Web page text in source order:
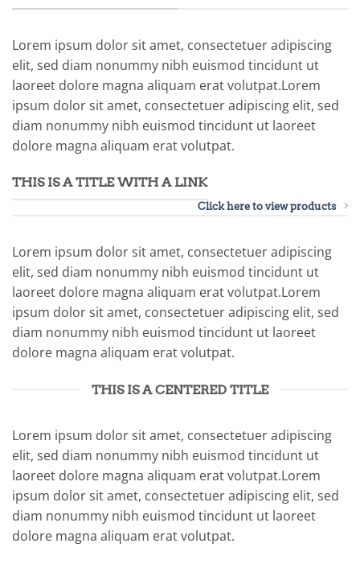
Lorem ipsum dolor sit amet, consectetuer adipiscing
elit, sed diam nonummy nibh euismod tincidunt ut
laoreet dolore magna aliquam erat volutpat.Lorem
ipsum dolor sit amet, consectetuer adipiscing elit, sed
diam nonummy nibh euismod tincidunt ut laoreet
dolore magna aliquam erat volutpat.
THIS IS A TITLE WITH A LINK
Click here to view products
Lorem ipsum dolor sit amet, consectetuer adipiscing
elit, sed diam nonummy nibh euismod tincidunt ut
laoreet dolore magna aliquam erat volutpat.Lorem
ipsum dolor sit amet, consectetuer adipiscing elit, sed
diam nonummy nibh euismod tincidunt ut laoreet
dolore magna aliquam erat volutpat.
THIS IS A CENTERED TITLE
Lorem ipsum dolor sit amet, consectetuer adipiscing
elit, sed diam nonummy nibh euismod tincidunt ut
laoreet dolore magna aliquam erat volutpat.Lorem
ipsum dolor sit amet, consectetuer adipiscing elit, sed
diam nonummy nibh euismod tincidunt ut laoreet
dolore magna aliquam erat volutpat.